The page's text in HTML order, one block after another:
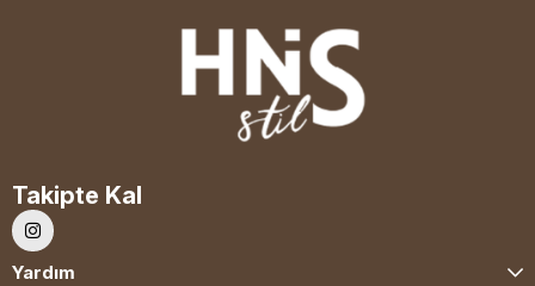
Takipte Kal
Yardım